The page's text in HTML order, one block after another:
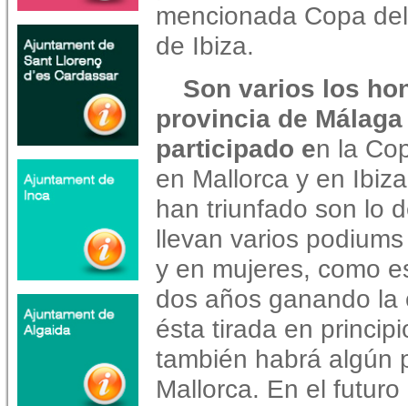
mencionada Copa
de Ibiza.
Son varios los
provincia de
participado en la
en Mallorca y en
han triunfado son lo
llevan varios
y en mujeres, como
dos años ganando
ésta tirada en
también habrá algún
Mallorca. En el